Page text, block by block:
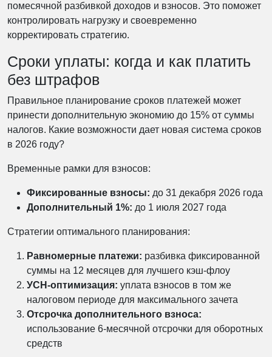
помесячной разбивкой доходов и взносов. Это поможет
контролировать нагрузку и своевременно
корректировать стратегию.
Сроки уплаты: когда и как платить
без штрафов
Правильное планирование сроков платежей может
принести дополнительную экономию до 15% от суммы
налогов. Какие возможности дает новая система сроков
в 2026 году?
Временные рамки для взносов:
Фиксированные взносы: до 31 декабря 2026 года
Дополнительный 1%: до 1 июля 2027 года
Стратегии оптимального планирования:
Равномерные платежи: разбивка фиксированной
суммы на 12 месяцев для лучшего кэш-флоу
УСН-оптимизация: уплата взносов в том же
налоговом периоде для максимального зачета
Отсрочка дополнительного взноса:
использование 6-месячной отсрочки для оборотных
средств